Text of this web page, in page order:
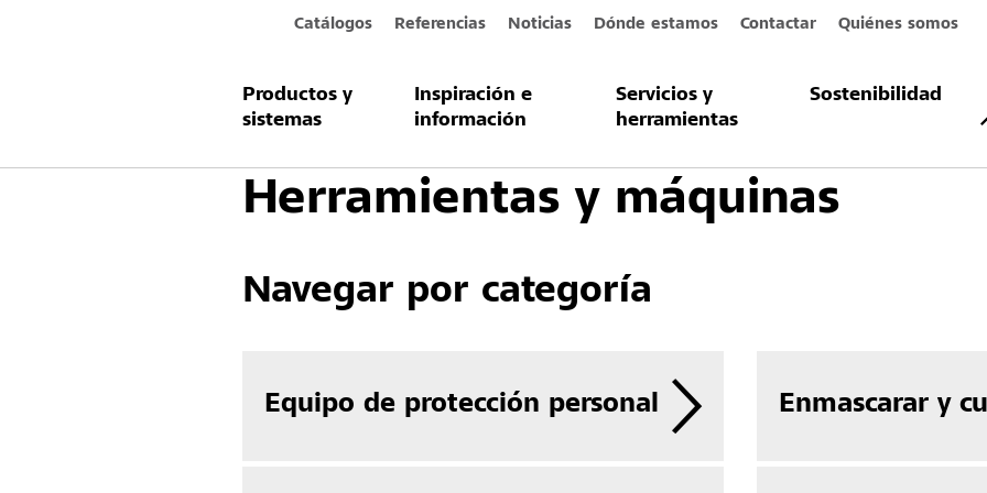
Catálogos Referencias Noticias Dónde estamos Contactar Quiénes somos
Productos y
sistemas
Inspiración e
información
Servicios y
herramientas
Sostenibilidad
Productos y sistemas Herramientas y máquinas
Herramientas y máquinas
Navegar por categoría
Equipo de protección personal Enmascarar y